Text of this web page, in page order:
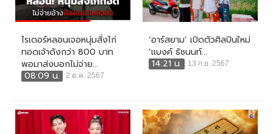
ไรเดอร์หลอนเจอหนุ่มสั่งไก่
ทอดเจ้าดังกว่า 800 บาท
พอมาส่งบอกไม่จ่าย...
08:09 น.
2 ต.ค. 2567
‘อาร์สยาม’ เปิดตัวศิลปินใหม่
‘แบงค์ ธัชนนท์...
14:21 น.
13 ก.ย. 2567